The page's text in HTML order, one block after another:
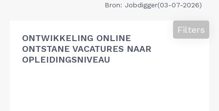
Bron: Jobdigger(03-07-2026)
ONTWIKKELING ONLINE
ONTSTANE VACATURES NAAR
OPLEIDINGSNIVEAU
Filters